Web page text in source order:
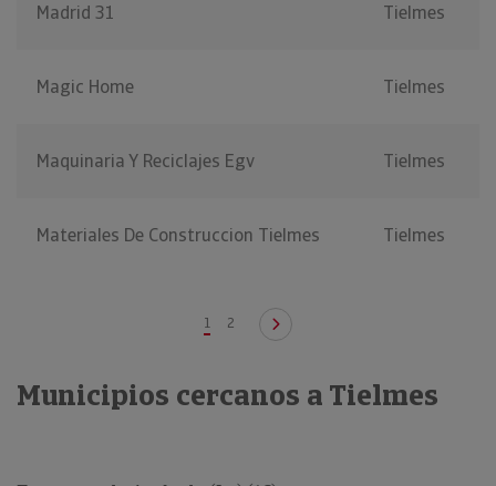
Madrid 31 Tielmes
Magic Home Tielmes
Maquinaria Y Reciclajes Egv Tielmes
Materiales De Construccion Tielmes Tielmes
1 2
Municipios cercanos a Tielmes